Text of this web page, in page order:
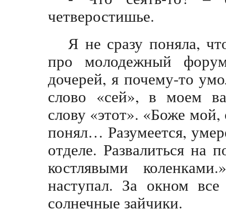
четверостишье.
Я не сразу поняла,
про молодежный
дочерей, я почему-то
слово «сей», в моем
слову «этот». «Боже
понял… Разумеется,
отделе. Развалиться на
костлявыми
наступал. За окном
солнечные зайчики.